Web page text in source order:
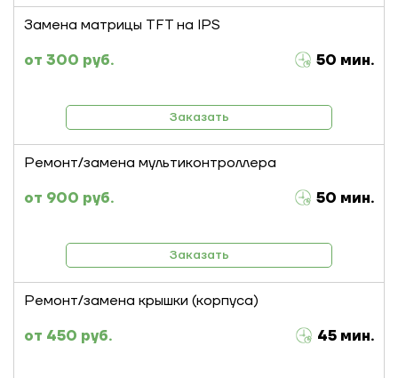
Замена матрицы TFT на IPS
300 руб.
50 мин.
Заказать
Ремонт/замена мультиконтроллера
900 руб.
50 мин.
Заказать
Ремонт/замена крышки (корпуса)
450 руб.
45 мин.